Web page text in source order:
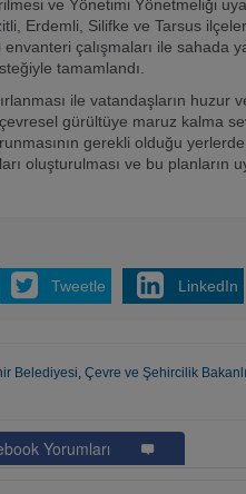
ve Yönetimi Yönetmeliği
Erdemli, Silifke ve Tarsus
çalışmaları ile sahada
tamamlandı.
ile vatandaşların huzur
gürültüye maruz kalma
gerekli olduğu
oluşturulması ve bu planların
Tweetle LinkedIn
Belediyesi, Çevre ve Şehircilik
Yorumları